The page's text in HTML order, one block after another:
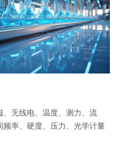
、无线电、温度、测力、流
频率、硬度、压力、光学计量